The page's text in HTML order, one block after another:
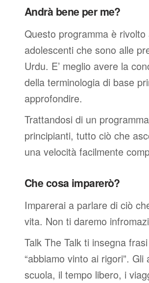
Andrà bene per me?
Questo programma è rivolto
adolescenti che sono alle
Urdu. E’ meglio avere la
della terminologia di base
approfondire.
Trattandosi di un
principianti, tutto ciò che
una velocità facilmente
Che cosa imparerò?
Imparerai a parlare di ciò
vita. Non ti daremo
Talk The Talk ti insegna
“abbiamo vinto ai rigori”.
scuola, il tempo libero, i